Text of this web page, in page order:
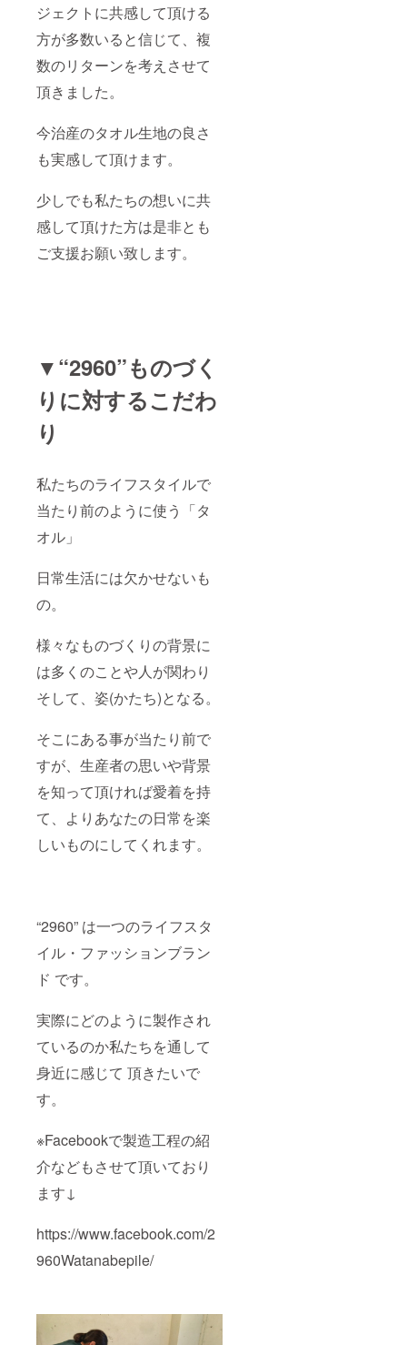
ジェクトに共感して頂ける
方が多数いると信じて、複
数のリターンを考えさせて
頂きました。
今治産のタオル生地の良さ
も実感して頂けます。
少しでも私たちの想いに共
感して頂けた方は是非とも
ご支援お願い致します。
▼“2960”ものづく
りに対するこだわ
り
私たちのライフスタイルで
当たり前のように使う「タ
オル」
日常生活には欠かせないも
の。
様々なものづくりの背景に
は多くのことや人が関わり
そして、姿(かたち)となる。
そこにある事が当たり前で
すが、生産者の思いや背景
を知って頂ければ愛着を持
て、よりあなたの日常を楽
しいものにしてくれます。
“2960” は一つのライフスタ
イル・ファッションブラン
ド です。
実際にどのように製作され
ているのか私たちを通して
身近に感じて 頂きたいで
す。
※Facebookで製造工程の紹
介などもさせて頂いており
ます↓
https://www.facebook.com/2
960Watanabepile/